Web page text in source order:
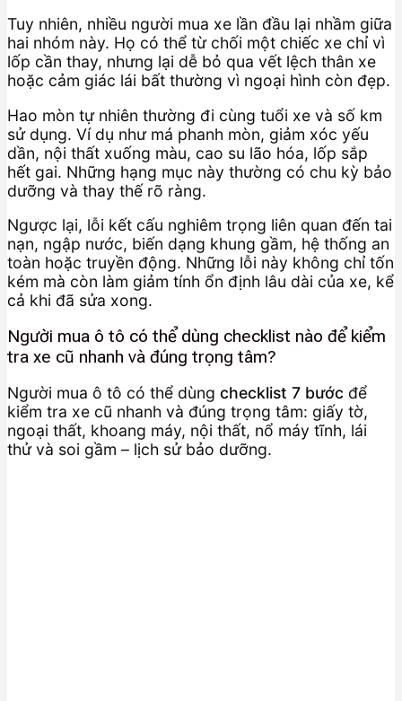
Tuy nhiên, nhiều người mua xe lần đầu lại nhầm giữa
hai nhóm này. Họ có thể từ chối một chiếc xe chỉ vì
lốp cần thay, nhưng lại dễ bỏ qua vết lệch thân xe
hoặc cảm giác lái bất thường vì ngoại hình còn đẹp.
Hao mòn tự nhiên thường đi cùng tuổi xe và số km
sử dụng. Ví dụ như má phanh mòn, giảm xóc yếu
dần, nội thất xuống màu, cao su lão hóa, lốp sắp
hết gai. Những hạng mục này thường có chu kỳ bảo
dưỡng và thay thế rõ ràng.
Ngược lại, lỗi kết cấu nghiêm trọng liên quan đến tai
nạn, ngập nước, biến dạng khung gầm, hệ thống an
toàn hoặc truyền động. Những lỗi này không chỉ tốn
kém mà còn làm giảm tính ổn định lâu dài của xe, kể
cả khi đã sửa xong.
Người mua ô tô có thể dùng checklist nào để kiểm
tra xe cũ nhanh và đúng trọng tâm?
Người mua ô tô có thể dùng checklist 7 bước để
kiểm tra xe cũ nhanh và đúng trọng tâm: giấy tờ,
ngoại thất, khoang máy, nội thất, nổ máy tĩnh, lái
thử và soi gầm – lịch sử bảo dưỡng.